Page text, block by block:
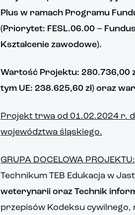
Plus w ramach Programu
(Priorytet: FESL.06.00 –
Kształcenie zawodowe).
Wartość Projektu: 280.736,00
tym UE: 238.625,60 zł) oraz
Projekt trwa od 01.02.2024 r.
województwa śląskiego.
GRUPA DOCELOWA PROJEKTU:
Technikum TEB Edukacja w
weterynarii oraz Technik
przepisów Kodeksu cywilnego,